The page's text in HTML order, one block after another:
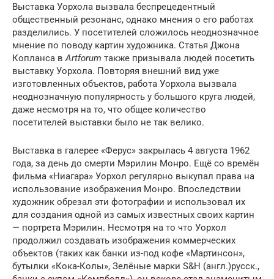
Выставка Уорхола вызвала беспрецедентный
общественный резонанс, однако мнения о его работах
разделились. У посетителей сложилось неоднозначное
мнение по поводу картин художника. Статья Джона
Копланса вArtforum также призывала людей посетить
выставку Уорхола. Повторяя внешний вид уже
изготовленных объектов, работа Уорхола вызвала
неоднозначную популярность у большого круга людей,
даже несмотря на то, что общее количество
посетителей выставки было не так велико.
Выставка в галерее «Ферус» закрылась 4 августа 1962
года, за день до смерти Мэрилин Монро. Ещё со времён
фильма «Ниагара» Уорхол регулярно выкупал права на
использование изображения Монро. Впоследствии
художник обрезал эти фотографии и использовал их
для создания одной из самых известных своих картин
— портрета Мэрилин. Несмотря на то что Уорхол
продолжил создавать изображения коммерческих
объектов (таких как банки из-под кофе «Мартинсон»,
бутылки «Кока-Колы», Зелёные марки S&H (англ.)русск.,